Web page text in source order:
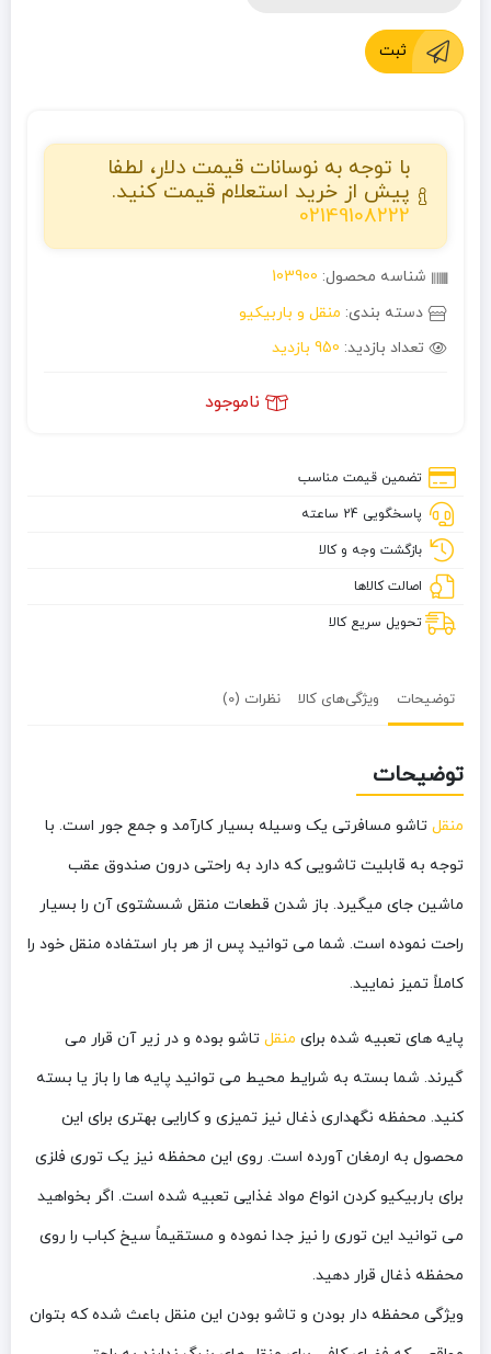
ثبت
با توجه به نوسانات قیمت دلار، لطفا
پیش از خرید استعلام قیمت کنید.
02149108222
شناسه محصول: 103900
دسته بندی: منقل و باربیکیو
تعداد بازدید: 950 بازدید
ناموجود
تضمین قیمت مناسب
پاسخگویی 24 ساعته
بازگشت وجه و کالا
اصالت کالاها
تحویل سریع کالا
توضیحات ویژگی‌های کالا نظرات (0)
توضیحات
منقل تاشو مسافرتی یک وسیله بسیار کارآمد و جمع جور است. با
توجه به قابلیت تاشویی که دارد به راحتی درون صندوق عقب
ماشین جای میگیرد. باز شدن قطعات منقل شسشتوی آن را بسیار
راحت نموده است. شما می توانید پس از هر بار استفاده منقل خود را
کاملاً تمیز نمایید.
پایه های تعبیه شده برای منقل تاشو بوده و در زیر آن قرار می
گیرند. شما بسته به شرایط محیط می توانید پایه ها را باز یا بسته
کنید. محفظه نگهداری ذغال نیز تمیزی و کارایی بهتری برای این
محصول به ارمغان آورده است. روی این محفظه نیز یک توری فلزی
برای باربیکیو کردن انواع مواد غذایی تعبیه شده است. اگر بخواهید
می توانید این توری را نیز جدا نموده و مستقیماً سیخ کباب را روی
محفظه ذغال قرار دهید.
ویژگی محفظه دار بودن و تاشو بودن این منقل باعث شده که بتوان